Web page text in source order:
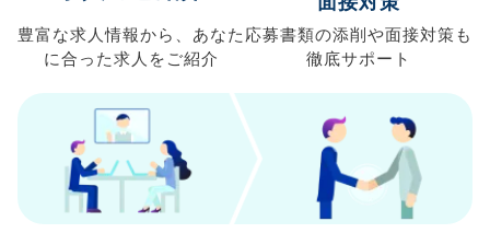
豊富な求人情報から、 あなた
に合った求人を ご紹介
応募書類の添削や面接対策も
徹底サポート